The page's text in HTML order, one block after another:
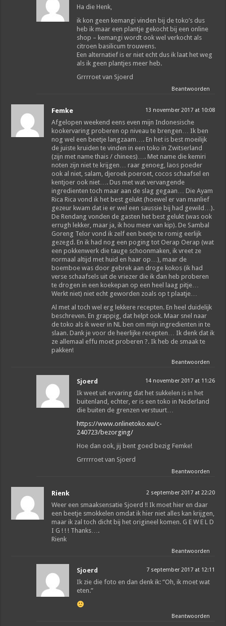
Ha die Henk,
ik kon geen kemangi vinden bij de toko’s dus
heb ik maar een plantje gekocht bij een online
shop – kemangi wordt ook wel verkocht als
citroen basilicum trouwens.
Een alternatief is er niet echt dus ik laat het weg
als ik geen plantjes meer heb.
Grrrroet van Sjoerd
Beantwoorden
Femke 13 november 2017 at 10:08
Afgelopen weekend eens even mijn Indonesische
kookervaring proberen op niveau te brengen… Ik ben
nog wel een beetje langzaam…. En het is best moeilijk
de juiste kruiden te vinden in een toko in Zwitserland
(zijn met name thais / chinees)…. Met name die kemiri
noten zijn niet te krijgen… raar genoeg, laos poeder
ook al niet, salam, djeroek poeroet, cocos schaafsel en
kentjoer ook niet…. Dus met wat vervangende
ingredienten toch maar aan de slag gegaan… Die Ayam
Rica Rica vond ik het best gelukt (hoewel er van manlief
gezeur kwam dat ie er wel een saussie bij had gewild…).
De Rendang vonden de gasten het best gelukt (was ook
errugh lekker, maar ja, ik hou meer van kip). De Sambal
Goreng Telor vond ik zelf een beetje te romig eerlijk
gezegd. En ik had nog een poging tot Oerap Oerap (wat
een pokkenwerk die tauge schoonmaken, ik vreet ze
normaal altijd met huid en haar op…), maar de
boemboe was door gebrek aan droge kokos (ik had
verse schaafsels uit de vriezer die ik dan heb proberen
te drogen in een koekepan op een heel laag pitje…
Werkt niet) niet echt geworden zoals op t plaatje…
Al met al toch wel erg lekkere recepten. En heel duidelijk
beschreven. En grappig, dat helpt ook. Maar snel naar
de toko als ik weer in NL ben om mijn ingredienten in te
slaan. Dank je voor de heerlijke recepten… Ik denk dat ik
ze allemaal effu moet proberen ?. Ik heb de smaak te
pakken!
Beantwoorden
Sjoerd 14 november 2017 at 11:26
Ik weet uit ervaring dat het sukkelen is in het
buitenland, echter, er is een toko in Nederland
die buiten de grenzen verstuurt…
https://www.onlinetoko.eu/c-
240723/bezorging/
Hoe dan ook, jij bent goed bezig Femke!
Grrrrroet van Sjoerd
Beantwoorden
Rienk 2 september 2017 at 22:20
Weer een smaaksensatie Sjoerd !! Ik moet hier en daar
een beetje smokkelen omdat ik hier niet alles kan krijgen,
maar ik zal toch dicht bij het origineel komen. G E W E L D
I G ! ! ! Thanks….
Rienk
Beantwoorden
Sjoerd 7 september 2017 at 12:11
Ik zie die foto en dan denk ik: “Oh, ik moet wat
eten.”
Beantwoorden